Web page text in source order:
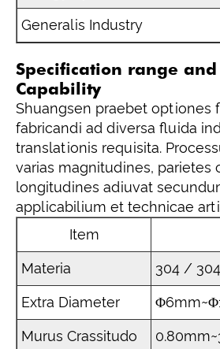
Generalis Industry
Specification range
Capability
Shuangsen praebet optiones
fabricandi ad diversa fluida
translationis requisita.
varias magnitudines, parietes
longitudines adiuvat
applicabilium et technicae
Item
Materia 304 /
Extra Diameter
Murus Crassitudo